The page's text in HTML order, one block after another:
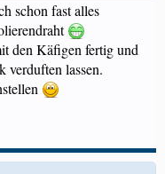
schon fast alles
den Käfigen fertig und
verduften lassen.